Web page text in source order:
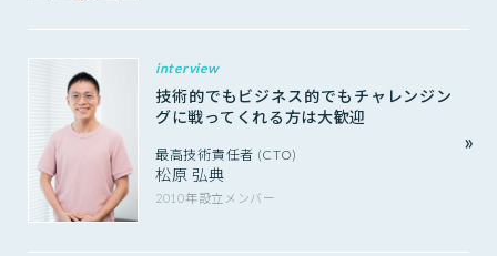
interview
技術的でもビジネス的でもチャレンジン
グに戦ってくれる方は大歓迎
最高技術責任者 (CTO)
松原 弘典
2010年設立メンバー